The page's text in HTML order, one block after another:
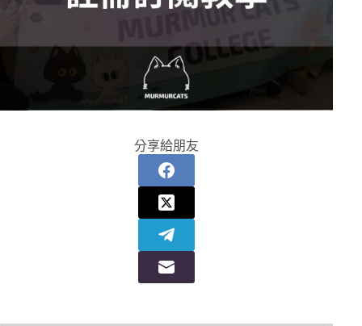
分享給朋友